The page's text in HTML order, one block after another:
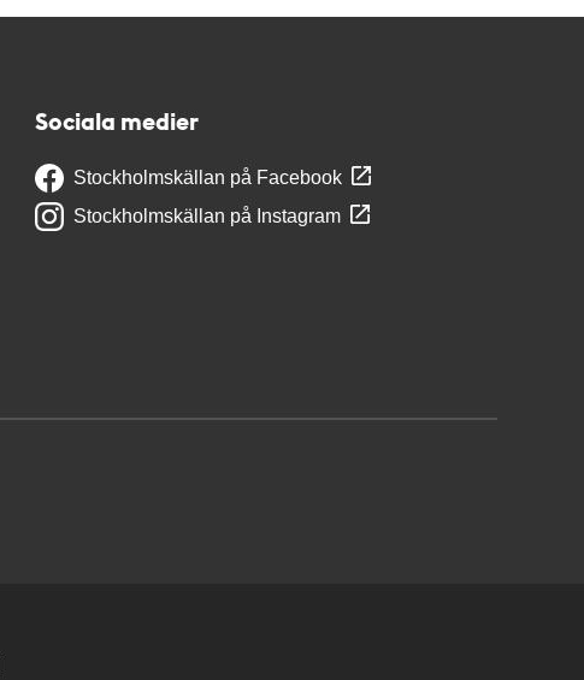
Sociala medier
Stockholmskällan på Facebook
Stockholmskällan på Instagram